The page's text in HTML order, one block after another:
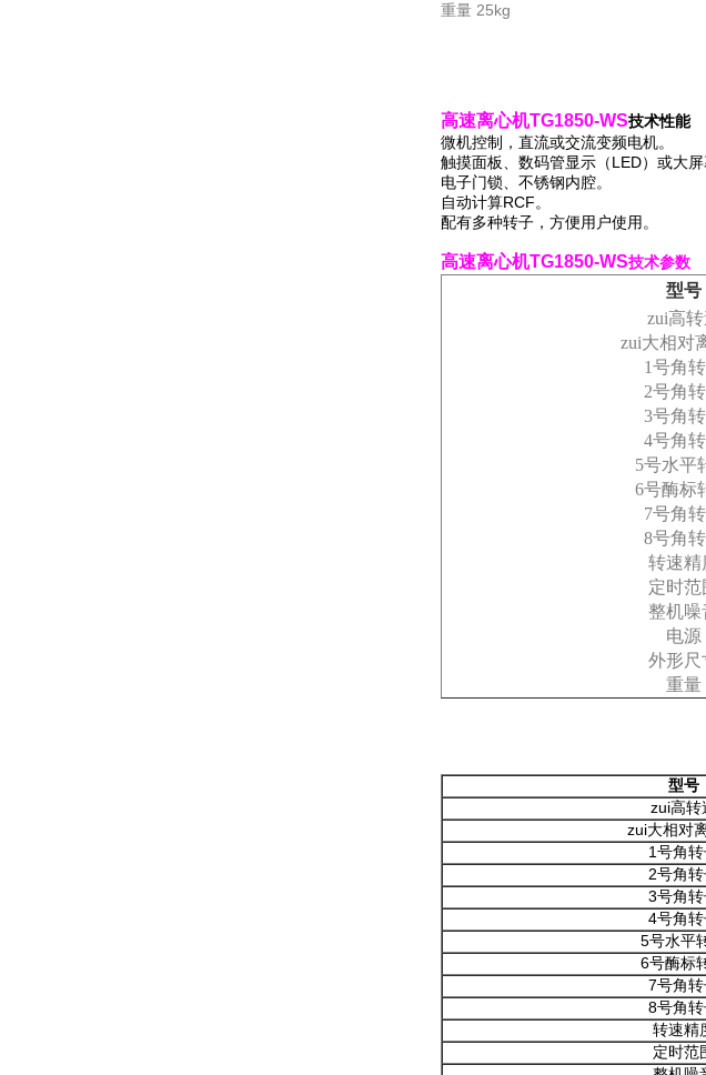
重量 25kg
高速离心机TG1850-WS技术性能
微机控制，直流或交流变频电机。
触摸面板、数码管显示（LED）或大屏
电子门锁、不锈钢内腔。
自动计算RCF。
配有多种转子，方便用户使用。
高速离心机TG1850-WS技术参数
型号
zui高
zui大相对
1号角
2号角
3号角
4号角
5号水平
6号酶标
7号角
8号角
转速精
定时范
整机噪
电源
外形尺
重量
型号
zui高转
zui大相对
1号角
2号角
3号角
4号角
5号水平
6号酶标
7号角
8号角
转速精
定时范